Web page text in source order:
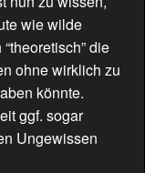
wie wilde
die
ohne wirklich zu
könnte.
ggf. sogar
Ungewissen